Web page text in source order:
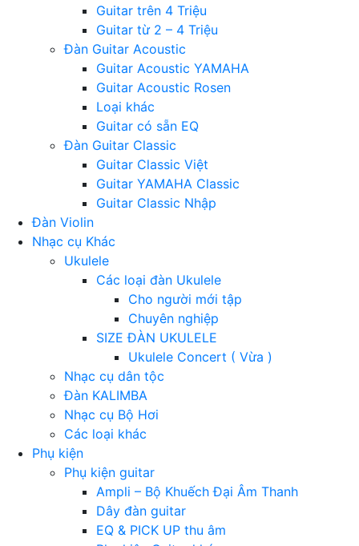
Guitar trên 4 Triệu
Guitar từ 2 – 4 Triệu
Đàn Guitar Acoustic
Guitar Acoustic YAMAHA
Guitar Acoustic Rosen
Loại khác
Guitar có sẵn EQ
Đàn Guitar Classic
Guitar Classic Việt
Guitar YAMAHA Classic
Guitar Classic Nhập
Đàn Violin
Nhạc cụ Khác
Ukulele
Các loại đàn Ukulele
Cho người mới tập
Chuyên nghiệp
SIZE ĐÀN UKULELE
Ukulele Concert ( Vừa )
Nhạc cụ dân tộc
Đàn KALIMBA
Nhạc cụ Bộ Hơi
Các loại khác
Phụ kiện
Phụ kiện guitar
Ampli – Bộ Khuếch Đại Âm Thanh
Dây đàn guitar
EQ & PICK UP thu âm